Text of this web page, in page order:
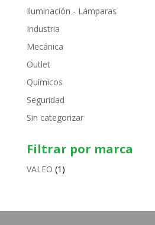
Iluminación - Lámparas
Industria
Mecánica
Outlet
Químicos
Seguridad
Sin categorizar
Filtrar por marca
VALEO (1)